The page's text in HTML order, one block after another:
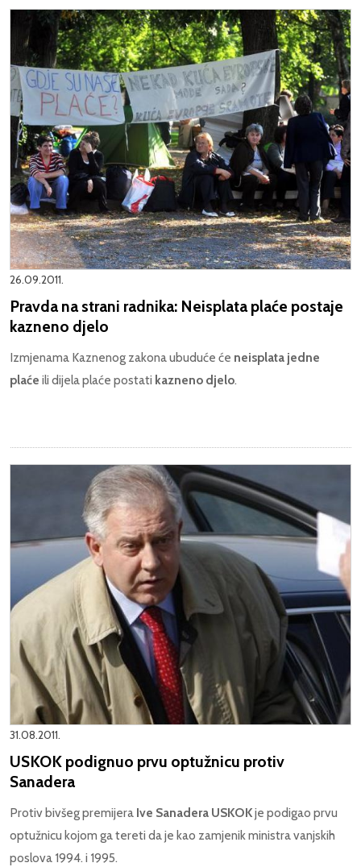
26.09.2011.
Pravda na strani radnika: Neisplata plaće postaje
kazneno djelo
Izmjenama Kaznenog zakona ubuduće će neisplata jedne
plaće ili dijela plaće postati kazneno djelo.
31.08.2011.
USKOK podignuo prvu optužnicu protiv
Sanadera
Protiv bivšeg premijera Ive Sanadera USKOKje podigao prvu
optužnicu kojom ga tereti da je kao zamjenik ministra vanjskih
poslova 1994. i 1995.